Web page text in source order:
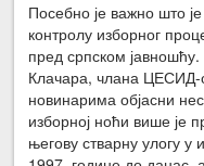
Посебно је важно што
контролу изборног
пред српском
Клачара, члана ЦЕСИД-
новинарима објасни
изборној ноћи више је
његову стварну улогу